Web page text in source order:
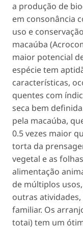
a produção de
em consonância
uso e
macaúba (
maior potencial
espécie tem
características,
quentes com
seca bem
pela macaúba,
0.5 vezes maior
torta da
vegetal e as
alimentação
de múltiplos
outras
familiar. Os
totai) tem um